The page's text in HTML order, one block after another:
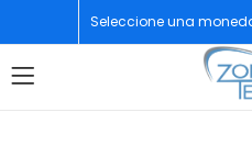
Seleccione una